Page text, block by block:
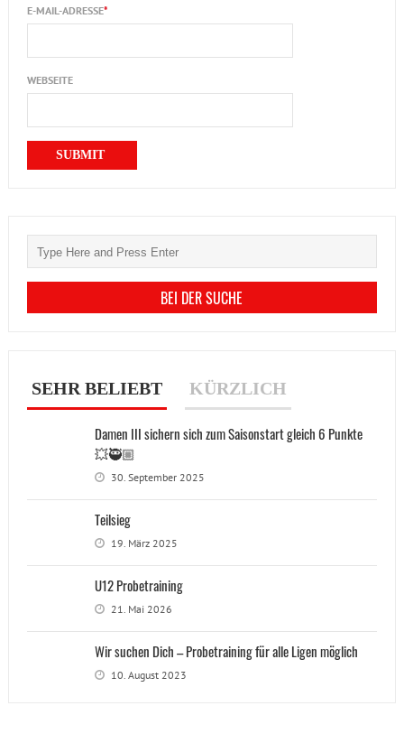
E-MAIL-ADRESSE*
WEBSEITE
SEHR BELIEBT KÜRZLICH
Damen III sichern sich zum Saisonstart gleich 6 Punkte
💥🥷🏼
30. September 2025
Teilsieg
19. März 2025
U12 Probetraining
21. Mai 2026
Wir suchen Dich – Probetraining für alle Ligen möglich
10. August 2023